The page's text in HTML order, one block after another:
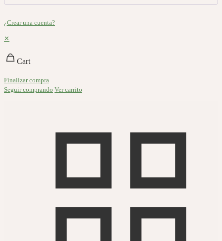
¿Crear una cuenta?
✕
Cart
Finalizar compra
Seguir comprando Ver carrito